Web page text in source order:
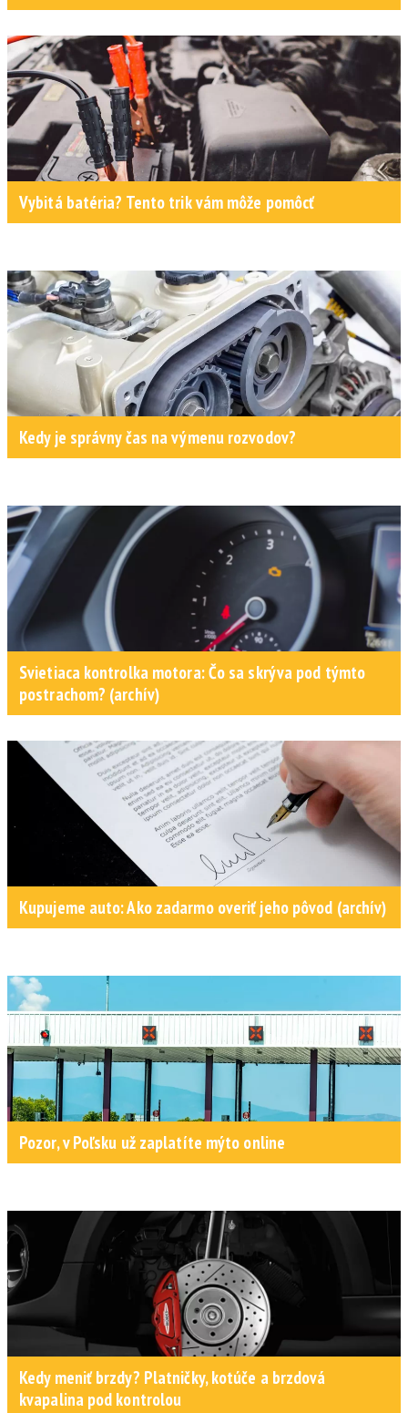
Vybitá batéria? Tento trik vám môže pomôcť
Kedy je správny čas na výmenu rozvodov?
Svietiaca kontrolka motora: Čo sa skrýva pod týmto
postrachom? (archív)
Kupujeme auto: Ako zadarmo overiť jeho pôvod (archív)
Pozor, v Poľsku už zaplatíte mýto online
Kedy meniť brzdy? Platničky, kotúče a brzdová
kvapalina pod kontrolou